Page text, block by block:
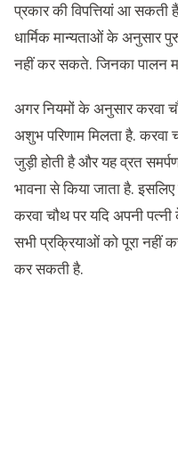
प्रकार की विपत्तियां आ सकती
धार्मिक मान्यताओं के अनुसार
नहीं कर सकते. जिनका पालन
अगर नियमों के अनुसार करवा
अशुभ परिणाम मिलता है. करवा
जुड़ी होती है और यह व्रत
भावना से किया जाता है.
करवा चौथ पर यदि अपनी
सभी प्रक्रियाओं को पूरा नहीं
कर सकती है.